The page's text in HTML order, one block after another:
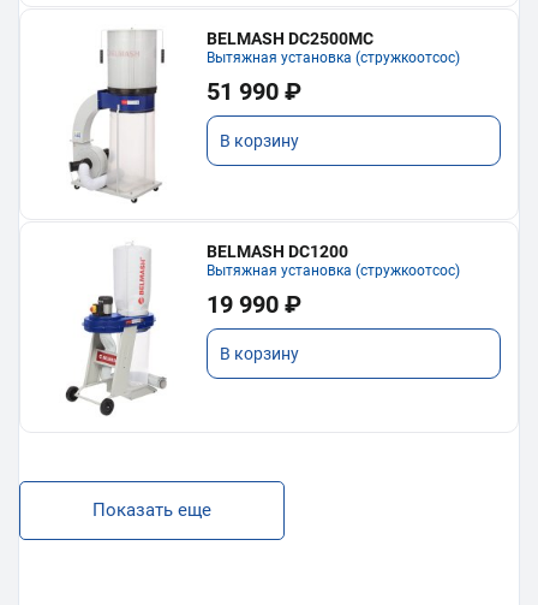
BELMASH DC2500MC
Вытяжная установка (стружкоотсос)
51 990 ₽
В корзину
BELMASH DC1200
Вытяжная установка (стружкоотсос)
19 990 ₽
В корзину
Показать еще